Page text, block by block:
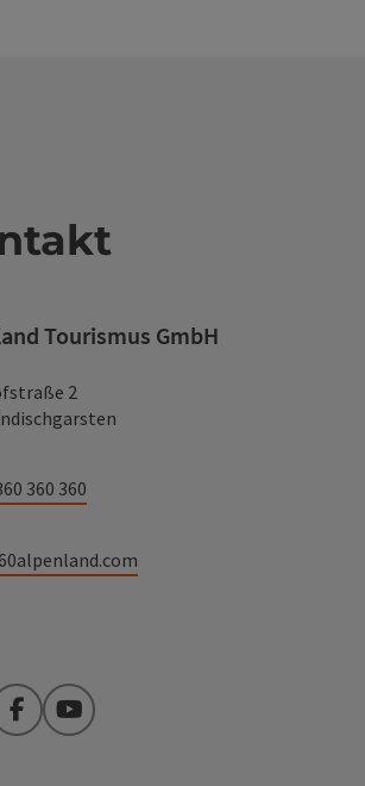
Tourismus GmbH
2
360 360
FacebookYouTube